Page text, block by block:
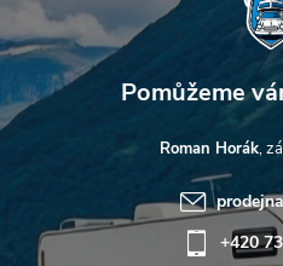
Roman Horák
prodejna
+420